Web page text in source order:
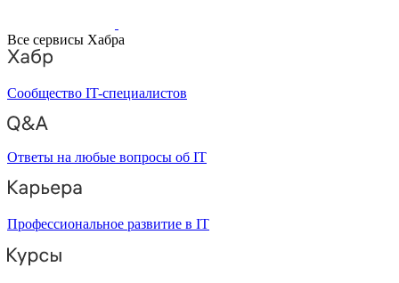
Все сервисы Хабра
Сообщество IT-специалистов
Ответы на любые вопросы об IT
Профессиональное развитие в IT